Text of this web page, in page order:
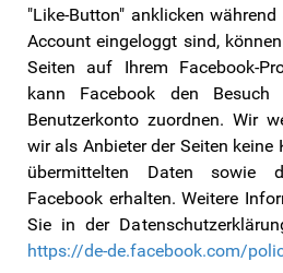
"Like-Button" anklicken
Account eingeloggt sind,
Seiten auf Ihrem Facebook-
kann Facebook den Besuch
Benutzerkonto zuordnen. Wir
wir als Anbieter der Seiten
übermittelten Daten sowie
Facebook erhalten. Weitere
Sie in der
https://de-de.facebook.com/